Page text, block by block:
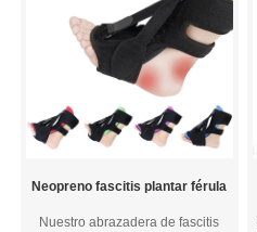
Neopreno fascitis plantar férula
Nuestro abrazadera de fascitis